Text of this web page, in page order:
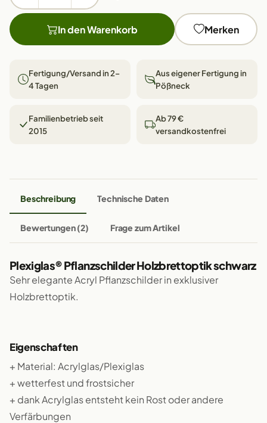
In den Warenkorb Merken
Fertigung/Versand in 2–
4 Tagen
Aus eigener Fertigung in
Pößneck
Familienbetrieb seit
2015
Ab 79 €
versandkostenfrei
Beschreibung Technische Daten
Bewertungen (2) Frage zum Artikel
Plexiglas® Pflanzschilder Holzbrettoptik schwarz
Sehr elegante Acryl Pflanzschilder in exklusiver
Holzbrettoptik.
Eigenschaften
+ Material: Acrylglas/Plexiglas
+ wetterfest und frostsicher
+ dank Acrylglas entsteht kein Rost oder andere
Verfärbungen